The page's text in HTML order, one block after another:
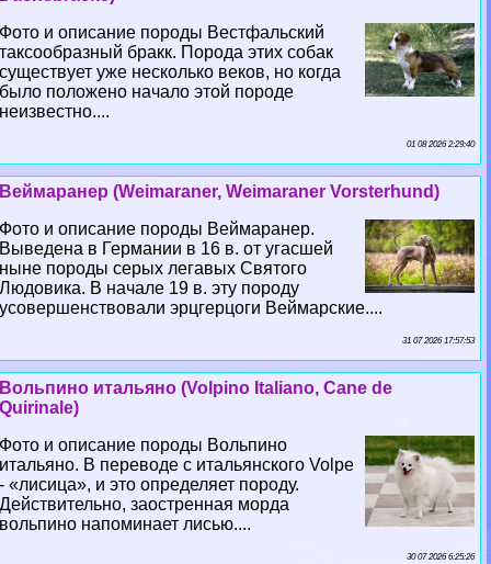
Фото и описание породы Вестфальский
таксообразный бpaкк. Порода этих собак
существует уже несколько веков, но когда
было положено начало этой породе
неизвестно....
01 08 2026 2:29:40
Веймаранер (Weimaraner, Weimaraner Vorsterhund)
Фото и описание породы Веймаранер.
Выведена в Германии в 16 в. от угасшей
ныне породы серых легавых Святого
Людовика. В начале 19 в. эту породу
усовершенствовали эрцгерцоги Веймарские....
31 07 2026 17:57:53
Вольпино итальяно (Volpino Italiano, Cane de
Quirinale)
Фото и описание породы Вольпино
итальяно. В переводе с итальянского Volpe
- «лисица», и это определяет породу.
Действительно, заостренная морда
вольпино напоминает лисью....
30 07 2026 6:25:26